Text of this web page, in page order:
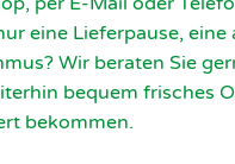
eine Lieferpause,
Wir beraten Sie
bequem frisches
bekommen.